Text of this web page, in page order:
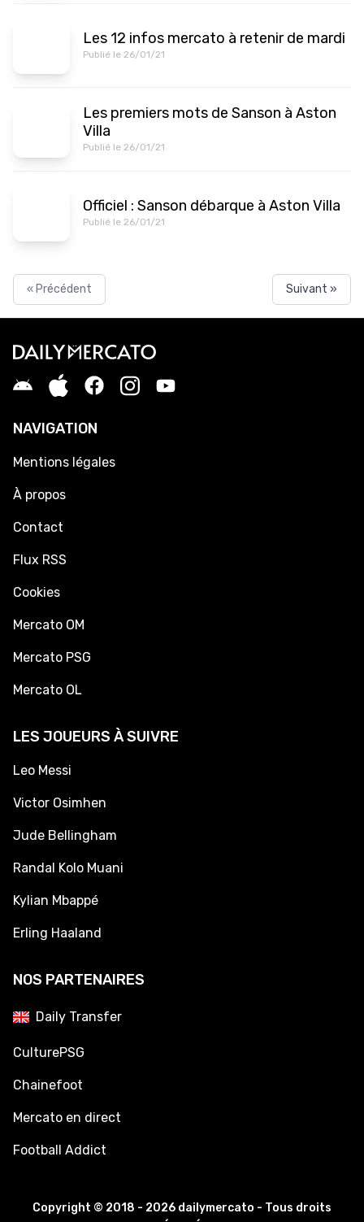
Les 12 infos mercato à retenir de mardi
Publié le 26/01/21
Les premiers mots de Sanson à Aston
Villa
Publié le 26/01/21
Officiel : Sanson débarque à Aston Villa
Publié le 26/01/21
« Précédent Suivant »
NAVIGATION
Mentions légales
À propos
Contact
Flux RSS
Cookies
Mercato OM
Mercato PSG
Mercato OL
LES JOUEURS À SUIVRE
Leo Messi
Victor Osimhen
Jude Bellingham
Randal Kolo Muani
Kylian Mbappé
Erling Haaland
NOS PARTENAIRES
Daily Transfer
CulturePSG
Chainefoot
Mercato en direct
Football Addict
Copyright © 2018 - 2026 dailymercato - Tous droits